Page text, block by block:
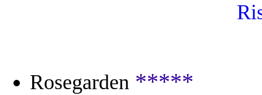
Rosegarden *****